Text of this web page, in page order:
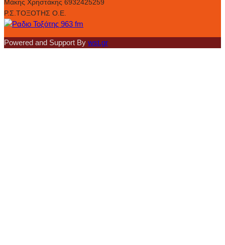
Μάκης Χρηστάκης 6932425259
Ρ.Σ.ΤΟΞΟΤΗΣ Ο.Ε.
Powered and Support By wst.gr